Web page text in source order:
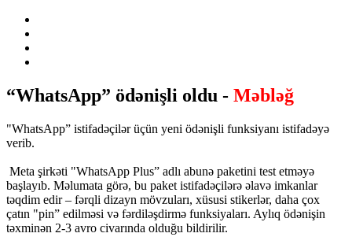
​“WhatsApp” ödənişli oldu - Məbləğ
"WhatsApp” istifadəçilər üçün yeni ödənişli funksiyanı istifadəyə
verib.
Meta şirkəti "WhatsApp Plus” adlı abunə paketini test etməyə
başlayıb. Məlumata görə, bu paket istifadəçilərə əlavə imkanlar
təqdim edir – fərqli dizayn mövzuları, xüsusi stikerlər, daha çox
çatın "pin” edilməsi və fərdiləşdirmə funksiyaları. Aylıq ödənişin
təxminən 2-3 avro civarında olduğu bildirilir.